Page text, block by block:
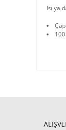
Isı ya